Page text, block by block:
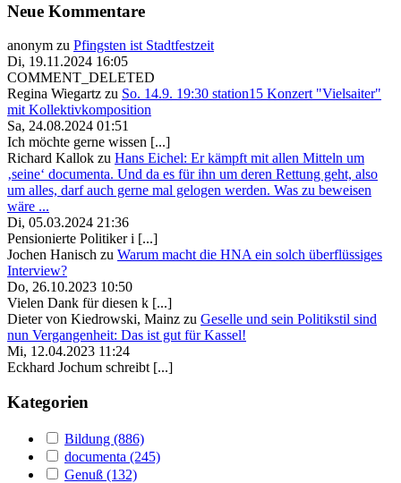
Neue Kommentare
anonym zu Pfingsten ist Stadtfestzeit
Di, 19.11.2024 16:05
COMMENT_DELETED
Regina Wiegartz zu So. 14.9. 19:30 station15 Konzert "Vielsaiter"
mit Kollektivkomposition
Sa, 24.08.2024 01:51
Ich möchte gerne wissen [...]
Richard Kallok zu Hans Eichel: Er kämpft mit allen Mitteln um
‚seine‘ documenta. Und da es für ihn um deren Rettung geht, also
um alles, darf auch gerne mal gelogen werden. Was zu beweisen
wäre ...
Di, 05.03.2024 21:36
Pensionierte Politiker i [...]
Jochen Hanisch zu Warum macht die HNA ein solch überflüssiges
Interview?
Do, 26.10.2023 10:50
Vielen Dank für diesen k [...]
Dieter von Kiedrowski, Mainz zu Geselle und sein Politikstil sind
nun Vergangenheit: Das ist gut für Kassel!
Mi, 12.04.2023 11:24
Eckhard Jochum schreibt [...]
Kategorien
Bildung (886)
documenta (245)
Genuß (132)